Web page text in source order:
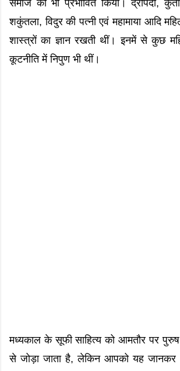
समाज को भी प्रभावित किया। द्रौपदी,
शकुंतला, विदुर की पत्नी एवं महामाया आदि
शास्त्रों का ज्ञान रखती थीं। इनमें से कुछ
कूटनीति में निपुण भी थीं।
मध्यकाल के सूफी साहित्य को आमतौर पर
से जोड़ा जाता है, लेकिन आपको यह जानकर